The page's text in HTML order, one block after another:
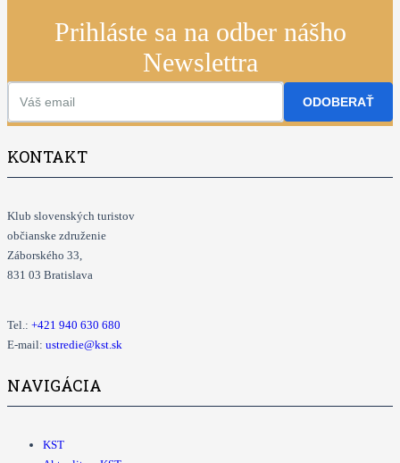
Prihláste sa na odber nášho
Newslettra
ODOBERAŤ
KONTAKT
Klub slovenských turistov
občianske združenie
Záborského 33,
831 03 Bratislava
Tel.: +421 940 630 680
E-mail: ustredie@kst.sk
NAVIGÁCIA
KST